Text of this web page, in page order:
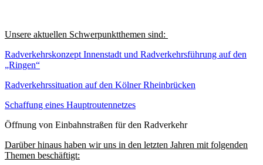
Unsere aktuellen Schwerpunktthemen sind:
Radverkehrskonzept Innenstadt und Radverkehrsführung auf den
„Ringen“
Radverkehrssituation auf den Kölner Rheinbrücken
Schaffung eines Hauptroutennetzes
Öffnung von Einbahnstraßen für den Radverkehr
Darüber hinaus haben wir uns in den letzten Jahren mit folgenden
Themen beschäftigt: